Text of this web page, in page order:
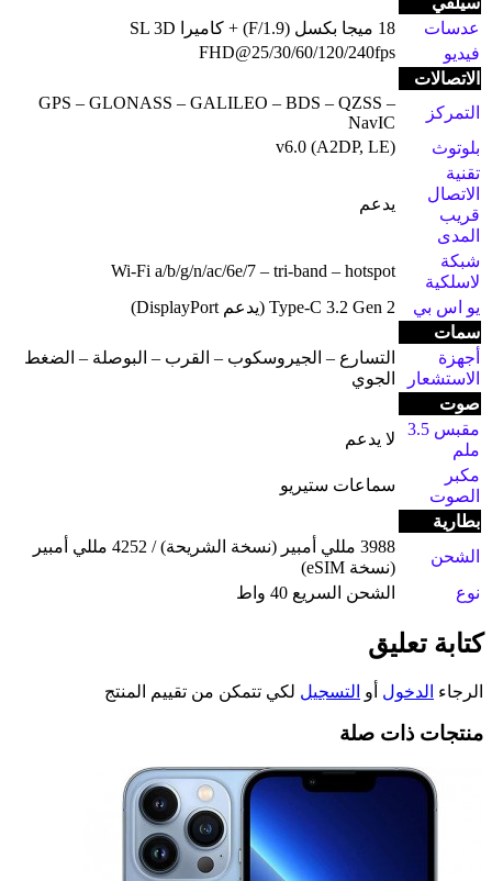
عدسات
18 ميجا بكسل (F/1.9) + كاميرا SL 3D
فيديو
FHD@25/30/60/120/240fps
الاتصالات
التمركز
GPS – GLONASS – GALILEO – BDS – QZSS –
NavIC
بلوتوث
v6.0 (A2DP, LE)
تقنية
الاتصال
قريب
المدى
يدعم
شبكة
لاسلكية
Wi-Fi a/b/g/n/ac/6e/7 – tri-band – hotspot
يو اس بي
Type-C 3.2 Gen 2 (يدعم DisplayPort)
سمات
أجهزة
الاستشعار
التسارع – الجيروسكوب – القرب – البوصلة – الضغط
الجوي
صوت
مقبس 3.5
ملم
لا يدعم
مكبر
الصوت
سماعات ستيريو
بطارية
الشحن
3988 مللي أمبير (نسخة الشريحة) / 4252 مللي أمبير
(نسخة eSIM)
نوع
الشحن السريع 40 واط
كتابة تعليق
الرجاء الدخول أو التسجيل لكي تتمكن من تقييم المنتج
منتجات ذات صلة